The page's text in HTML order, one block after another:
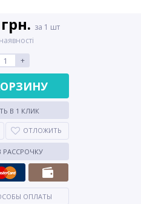
за 1 шт
+
В 1 КЛИК
ОТЛОЖИТЬ
РАССРОЧКУ
ОПЛАТЫ